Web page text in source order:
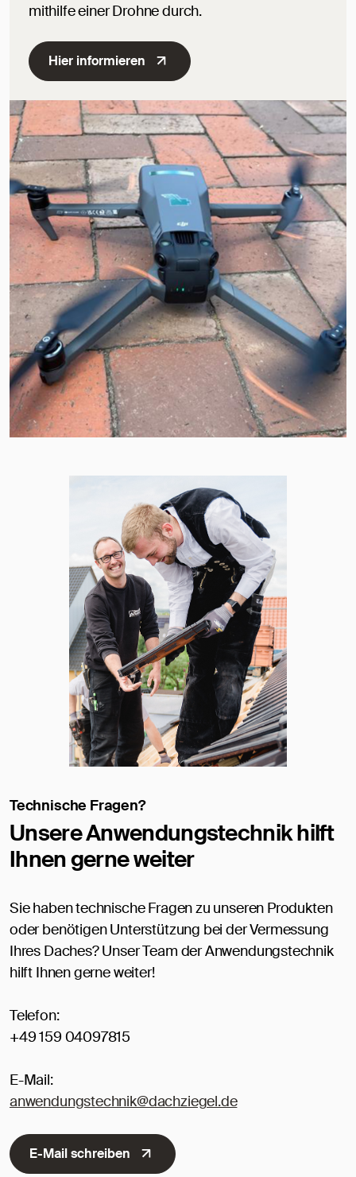
mithilfe einer Drohne durch.
Hier informieren
Technische Fragen?
Unsere Anwendungstechnik hilft
Ihnen gerne weiter
Sie haben technische Fragen zu unseren Produkten
oder benötigen Unterstützung bei der Vermessung
Ihres Daches? Unser Team der Anwendungstechnik
hilft Ihnen gerne weiter!
Telefon:
+49 159 04097815
E-Mail:
anwendungstechnik@dachziegel.de
E-Mail schreiben